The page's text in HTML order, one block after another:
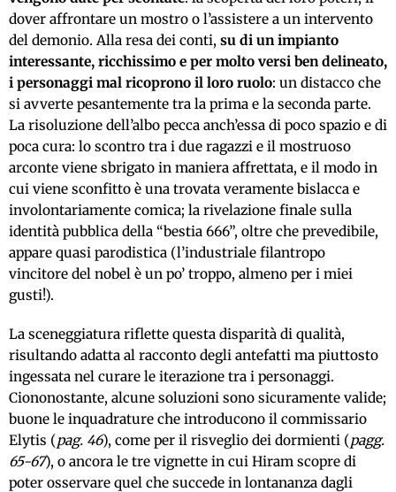
dover affrontare un mostro o l’assistere a un intervento
del demonio. Alla resa dei conti, su di un impianto
interessante, ricchissimo e per molto versi ben delineato,
i personaggi mal ricoprono il loro ruolo: un distacco che
si avverte pesantemente tra la prima e la seconda parte.
La risoluzione dell’albo pecca anch’essa di poco spazio e di
poca cura: lo scontro tra i due ragazzi e il mostruoso
arconte viene sbrigato in maniera affrettata, e il modo in
cui viene sconfitto è una trovata veramente bislacca e
involontariamente comica; la rivelazione finale sulla
identità pubblica della “bestia 666”, oltre che prevedibile,
appare quasi parodistica (l’industriale filantropo
vincitore del nobel è un po’ troppo, almeno per i miei
gusti!).
La sceneggiatura riflette questa disparità di qualità,
risultando adatta al racconto degli antefatti ma piuttosto
ingessata nel curare le iterazione tra i personaggi.
Ciononostante, alcune soluzioni sono sicuramente valide;
buone le inquadrature che introducono il commissario
Elytis (pag. 46), come per il risveglio dei dormienti (pagg.
65-67), o ancora le tre vignette in cui Hiram scopre di
poter osservare quel che succede in lontananza dagli